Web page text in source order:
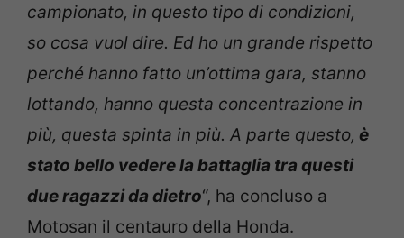
campionato, in questo tipo di condizioni,
so cosa vuol dire. Ed ho un grande rispetto
perché hanno fatto un’ottima gara, stanno
lottando, hanno questa concentrazione in
più, questa spinta in più. A parte questo, è
stato bello vedere la battaglia tra questi
due ragazzi da dietro“, ha concluso a
Motosan il centauro della Honda.